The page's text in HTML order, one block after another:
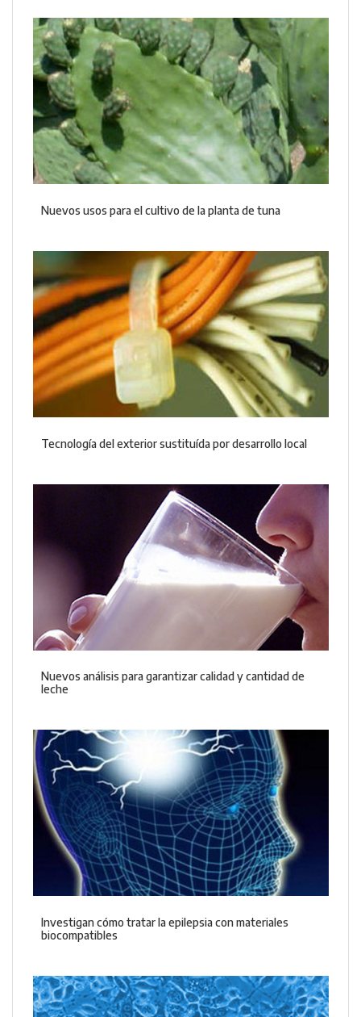
Nuevos usos para el cultivo de la planta de tuna
Tecnología del exterior sustituída por desarrollo local
Nuevos análisis para garantizar calidad y cantidad de
leche
Investigan cómo tratar la epilepsia con materiales
biocompatibles